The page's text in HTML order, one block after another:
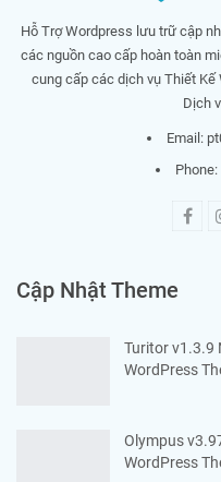
Hỗ Trợ Wordpress lưu trữ cập
các nguồn cao cấp hoàn toàn
cung cấp các dịch vụ Thiết Kế
Dịch
Email:
Cập Nhật Theme
Turitor v1.3.9
WordPress
Olympus
WordPress